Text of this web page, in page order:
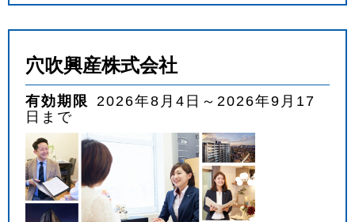
穴吹興産株式会社
有効期限 2026年8月4日～2026年9月17
日まで